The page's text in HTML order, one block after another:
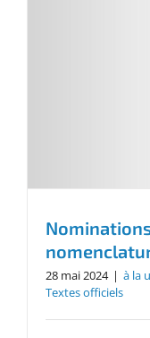
28 mai 2024 | à la
Textes officiels